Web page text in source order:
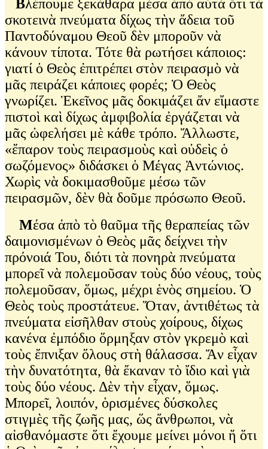
Βλέπουμε ξεκάθαρα μέσα ἀπὸ αὐτὰ ὅτι τὰ
σκοτεινὰ πνεύματα δίχως τὴν ἄδεια τοῦ
Παντοδύναμου Θεοῦ δὲν μποροῦν νὰ
κάνουν τίποτα. Τότε θὰ ρωτήσει κάποιος:
γιατί ὁ Θεὸς ἐπιτρέπει στὸν πειρασμὸ νὰ
μᾶς πειράζει κάποιες φορές; Ὁ Θεὸς
γνωρίζει. Ἑκεῖνος μᾶς δοκιμάζει ἄν εἴμαστε
πιστοὶ καὶ δίχως ἀμφιβολία ἐργάζεται νὰ
μᾶς ὠφελήσει μὲ κάθε τρόπο. Ἄλλωστε,
«ἔπαρον τοὺς πειρασμοὺς καὶ οὐδεὶς ὁ
σωζόμενος» διδάσκει ὁ Μέγας Ἀντώνιος.
Χωρὶς νὰ δοκιμασθοῦμε μέσω τῶν
πειρασμῶν, δὲν θὰ δοῦμε πρόσωπο Θεοῦ.
Μέσα ἀπὸ τὸ θαῦμα τῆς θεραπείας τῶν
δαιμονισμένων ὁ Θεὸς μᾶς δείχνει τὴν
πρόνοιά Του, διότι τὰ πονηρὰ πνεύματα
μπορεῖ νὰ πολεμοῦσαν τοὺς δύο νέους, τοὺς
πολεμοῦσαν, ὅμως, μέχρι ἑνὸς σημείου. Ὁ
Θεὸς τοὺς προστάτευε. Ὅταν, ἀντιθέτως τὰ
πνεύματα εἰσῆλθαν στοὺς χοίρους, δίχως
κανένα ἐμπόδιο ὅρμηξαν στὸν γκρεμὸ καὶ
τοὺς ἔπνιξαν ὅλους στὴ θάλασσα. Ἄν εἶχαν
τὴν δυνατότητα, θὰ ἔκαναν τὸ ἴδιο καὶ γιὰ
τοὺς δύο νέους. Δὲν τὴν εἶχαν, ὅμως.
Μπορεῖ, λοιπόν, ὁρισμένες δύσκολες
στιγμὲς τῆς ζωῆς μας, ὥς ἄνθρωποι, νὰ
αἰσθανόμαστε ὅτι ἔχουμε μείνει μόνοι ἤ ὅτι